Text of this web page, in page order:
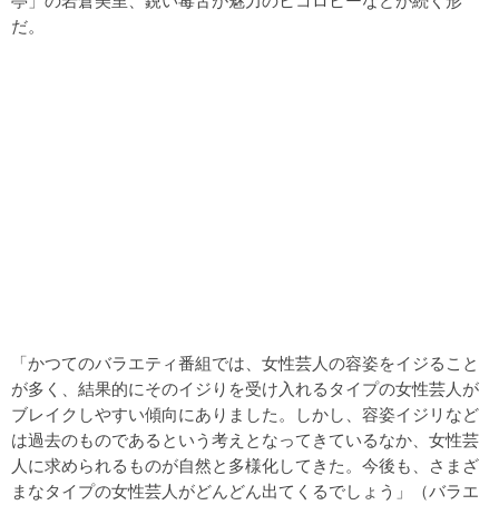
だ。
「かつてのバラエティ番組では、女性芸人の容姿をイジること
が多く、結果的にそのイジりを受け入れるタイプの女性芸人が
ブレイクしやすい傾向にありました。しかし、容姿イジリなど
は過去のものであるという考えとなってきているなか、女性芸
人に求められるものが自然と多様化してきた。今後も、さまざ
まなタイプの女性芸人がどんどん出てくるでしょう」（バラエ